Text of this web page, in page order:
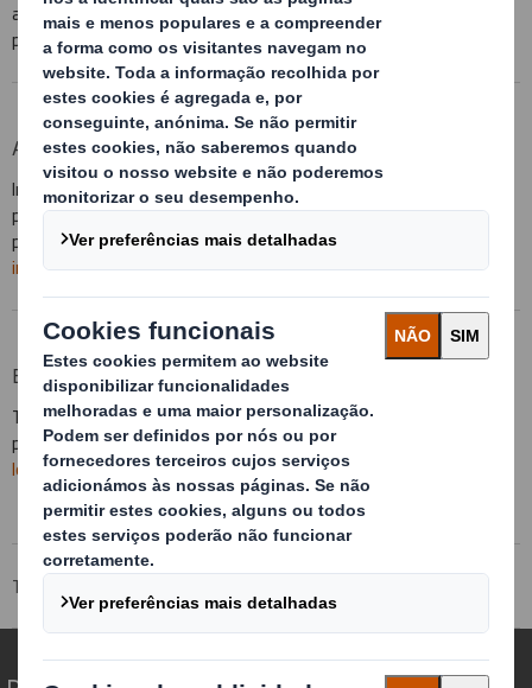
automotivos, estruturas metálicas... Tudo o que for necessário
para sua linha de produção
Embalagem reutilizável
Acondicionamento interior de embalagens
Interiores especialmente dimensionados para o produto,
produzidos em diferentes materiais para garantir a proteção do
produto aos choques, impactos e vibrações
interior de embalagens
Embalagem logística
Todos os complementos logísticos que a embalagem necessite
para o correto funcionamento na linha de produção
logística
Tecnicarton